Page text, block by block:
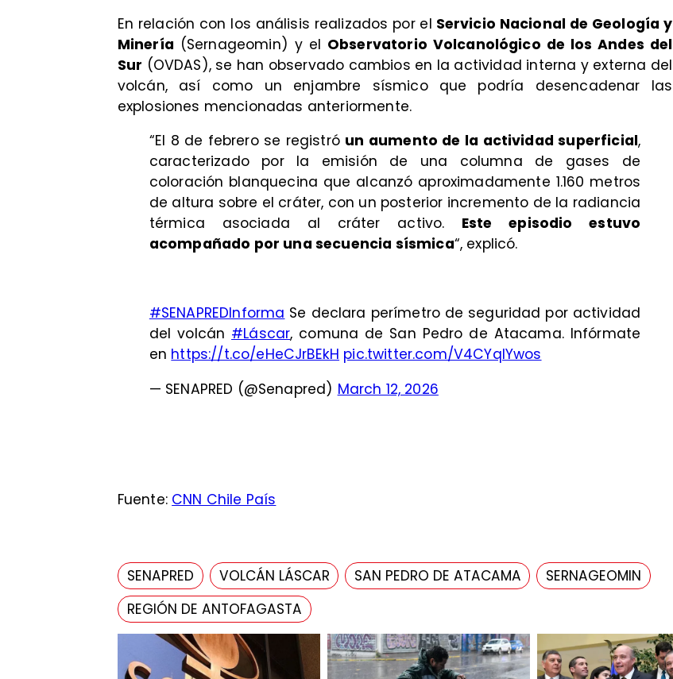
En relación con los análisis realizados por el Servicio Nacional de Geología y
Minería (Sernageomin) y el Observatorio Volcanológico de los Andes del
Sur (OVDAS), se han observado cambios en la actividad interna y externa del
volcán, así como un enjambre sísmico que podría desencadenar las
explosiones mencionadas anteriormente.
“El 8 de febrero se registró un aumento de la actividad superficial,
caracterizado por la emisión de una columna de gases de
coloración blanquecina que alcanzó aproximadamente 1.160 metros
de altura sobre el cráter, con un posterior incremento de la radiancia
térmica asociada al cráter activo. Este episodio estuvo
acompañado por una secuencia sísmica“, explicó.
#SENAPREDInforma Se declara perímetro de seguridad por actividad
del volcán #Láscar, comuna de San Pedro de Atacama. Infórmate
en https://t.co/eHeCJrBEkH pic.twitter.com/V4CYqlYwos
— SENAPRED (@Senapred) March 12, 2026
Fuente: CNN Chile País
SENAPRED VOLCÁN LÁSCAR SAN PEDRO DE ATACAMA
SERNAGEOMIN
REGIÓN DE ANTOFAGASTA